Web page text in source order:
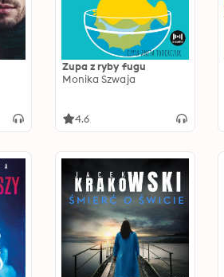
Zupa z ryby fugu
Monika Szwaja
4.6